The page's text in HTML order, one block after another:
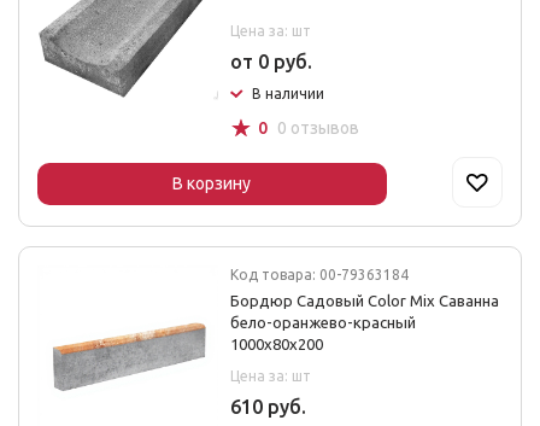
Цена за: шт
от 0 руб.
В наличии
☆ 0 0 отзывов
В корзину
Код товара: 00-79363184
Бордюр Садовый Color Mix Саванна
бело-оранжево-красный
1000х80х200
Цена за: шт
610 руб.